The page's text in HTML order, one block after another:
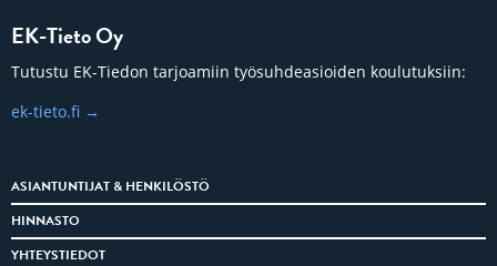
EK-Tieto Oy
Tutustu EK-Tiedon tarjoamiin työsuhdeasioiden koulutuksiin:
ek-tieto.fi
ASIANTUNTIJAT & HENKILÖSTÖ
HINNASTO
YHTEYSTIEDOT